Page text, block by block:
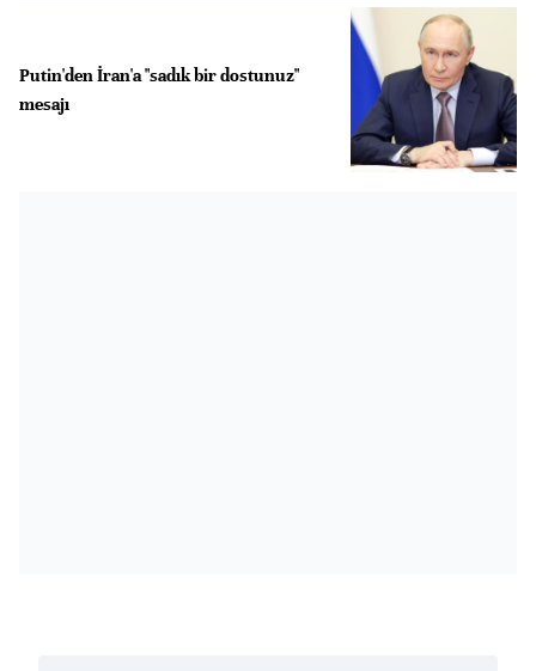
Putin'den İran'a "sadık bir dostunuz"
mesajı